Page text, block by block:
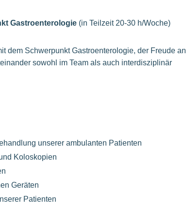
Gastroenterologie (in Teilzeit 20-30 h/Woche)
dem Schwerpunkt Gastroenterologie, der Freude an
sowohl im Team als auch interdisziplinär
unserer ambulanten Patienten
Koloskopien
Geräten
Patienten